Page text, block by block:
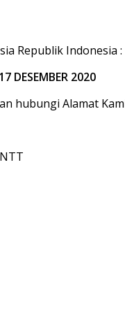
Republik Indonesia :
DESEMBER 2020
hubungi Alamat